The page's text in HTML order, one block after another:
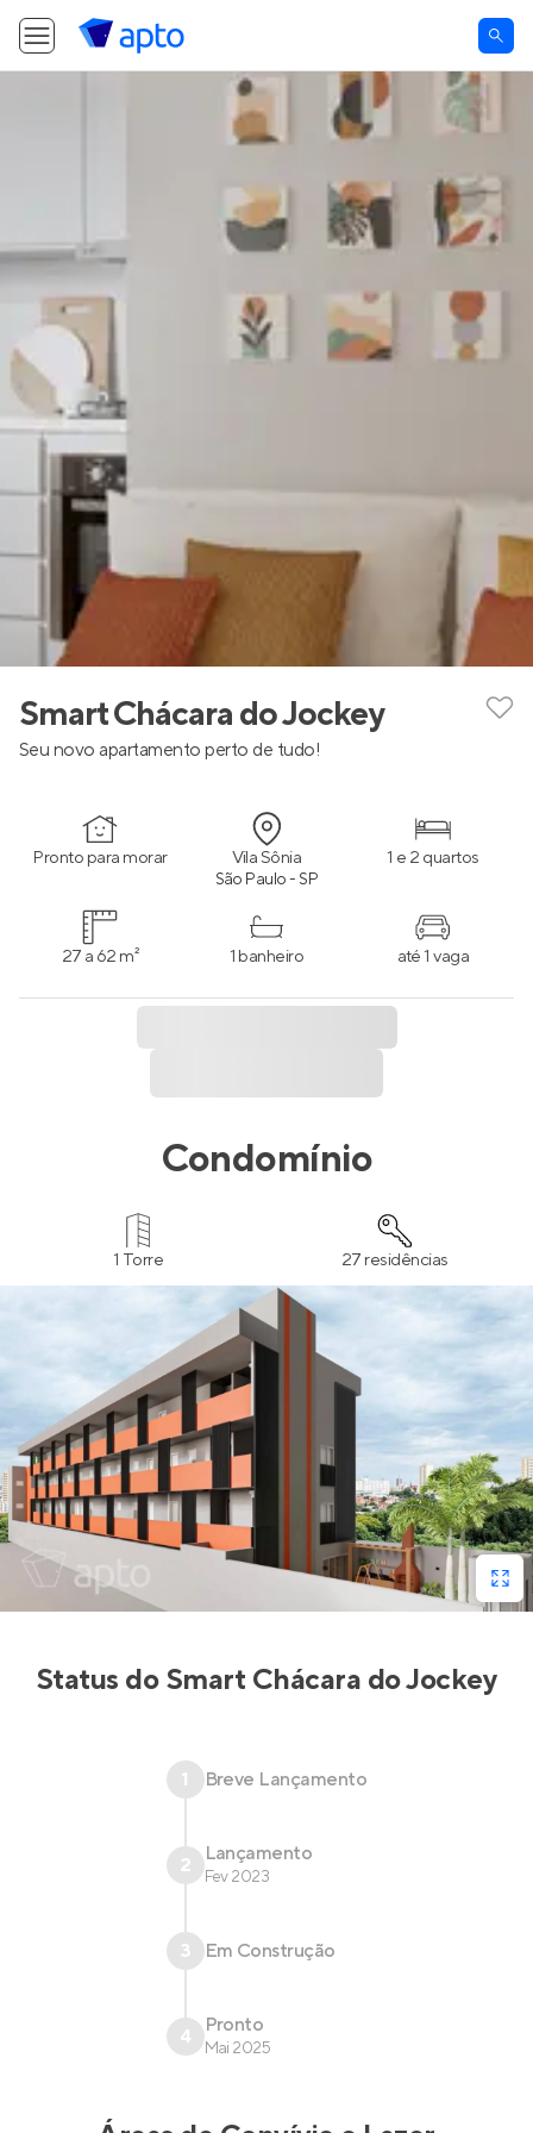
Smart Chácara do Jockey
Seu novo apartamento perto de tudo!
Pronto para morar Vila Sônia
São Paulo - SP
1 e 2 quartos
27 a 62 m² 1 banheiro até 1 vaga
Condomínio
1 Torre 27 residências
Status doSmart Chácara do Jockey
1 Breve Lançamento
2 Lançamento
Fev 2023
3 Em Construção
4 Pronto
Mai 2025